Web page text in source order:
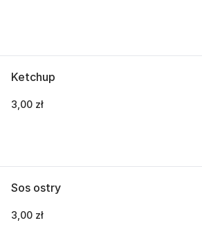
Ketchup
3,00 zł
Sos ostry
3,00 zł